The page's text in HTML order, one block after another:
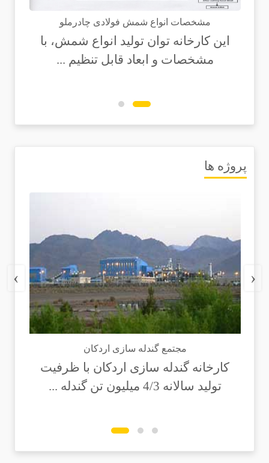
مشخصات انواع شمش فولادی چادرملو
این کارخانه توان تولید انواع شمش، با
مشخصات و ابعاد قابل تنظیم ...
پروژه ها
مجتمع گندله سازی اردکان
کارخانه گندله سازی اردکان با ظرفیت
تولید سالانه 4/3 میلیون تن گندله ...
‹
›